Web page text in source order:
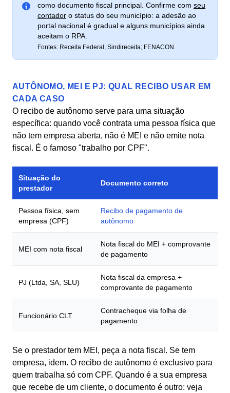
como documento fiscal principal. Confirme com seu
contador o status do seu município: a adesão ao
portal nacional é gradual e alguns municípios ainda
aceitam o RPA.
Fontes: Receita Federal; Sindireceita; FENACON.
AUTÔNOMO, MEI E PJ: QUAL RECIBO USAR EM
CADA CASO
O recibo de autônomo serve para uma situação
específica: quando você contrata uma pessoa física que
não tem empresa aberta, não é MEI e não emite nota
fiscal. É o famoso "trabalho por CPF".
Situação do
prestador
Documento correto
Pessoa física, sem
empresa (CPF)
Recibo de pagamento de
autônomo
MEI com nota fiscal
Nota fiscal do MEI + comprovante
de pagamento
PJ (Ltda, SA, SLU)
Nota fiscal da empresa +
comprovante de pagamento
Funcionário CLT
Contracheque via folha de
pagamento
Se o prestador tem MEI, peça a nota fiscal. Se tem
empresa, idem. O recibo de autônomo é exclusivo para
quem trabalha só com CPF. Quando é a sua empresa
que recebe de um cliente, o documento é outro: veja